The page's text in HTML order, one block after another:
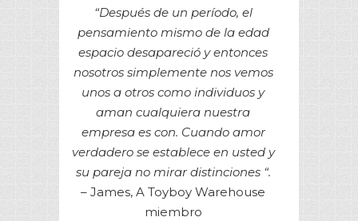
“Después de un período, el
pensamiento mismo de la edad
espacio desapareció y entonces
nosotros simplemente nos vemos
unos a otros como individuos y
aman cualquiera nuestra
empresa es con. Cuando amor
verdadero se establece en usted y
su pareja no mirar distinciones “.
– James, A Toyboy Warehouse
miembro